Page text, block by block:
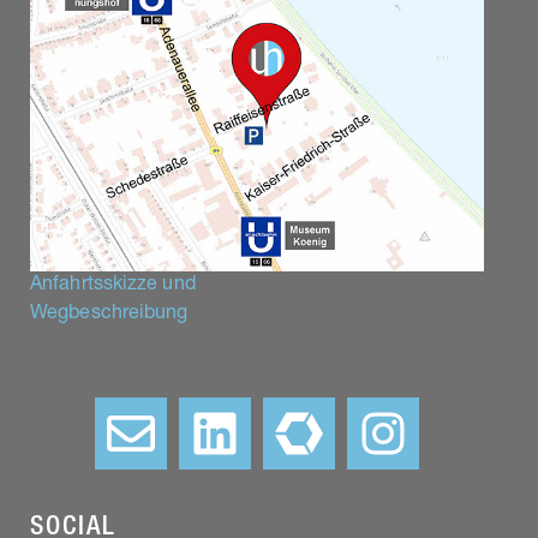
Anfahrtsskizze und
Wegbeschreibung
SOCIAL